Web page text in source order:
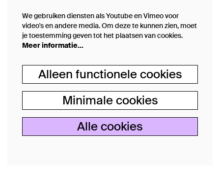
We gebruiken diensten als Youtube en Vimeo voor
video's en andere media. Om deze te kunnen zien, moet
je toestemming geven tot het plaatsen van cookies.
Meer informatie…
Alleen functionele cookies
Minimale cookies
Alle cookies